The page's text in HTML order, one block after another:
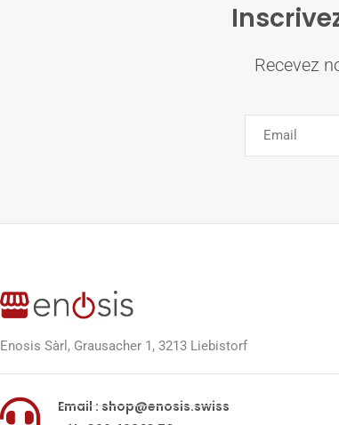
Recevez
Enosis Sàrl, Grausacher 1, 3213 Liebistorf
Email : shop@enosis.swiss